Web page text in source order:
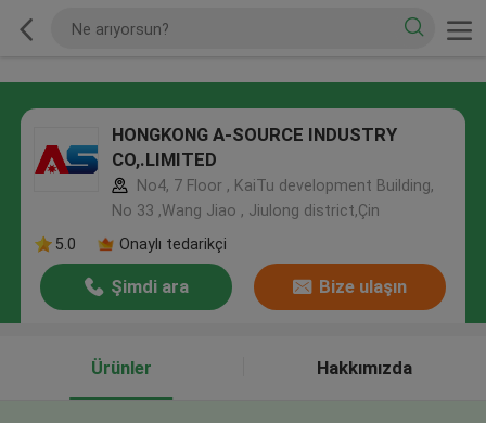
HONGKONG A-SOURCE INDUSTRY
CO,.LIMITED
No4, 7 Floor , KaiTu development Building,
No 33 ,Wang Jiao , Jiulong district,Çin
5.0
Onaylı tedarikçi
Şimdi ara Bize ulaşın
Ürünler Hakkımızda